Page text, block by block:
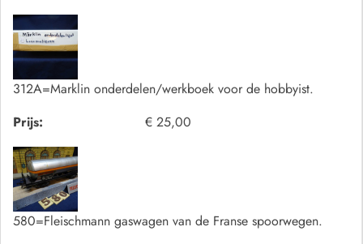
312A=Marklin onderdelen/werkboek voor de hobbyist.
Prijs:
€ 25,00
580=Fleischmann gaswagen van de Franse spoorwegen.